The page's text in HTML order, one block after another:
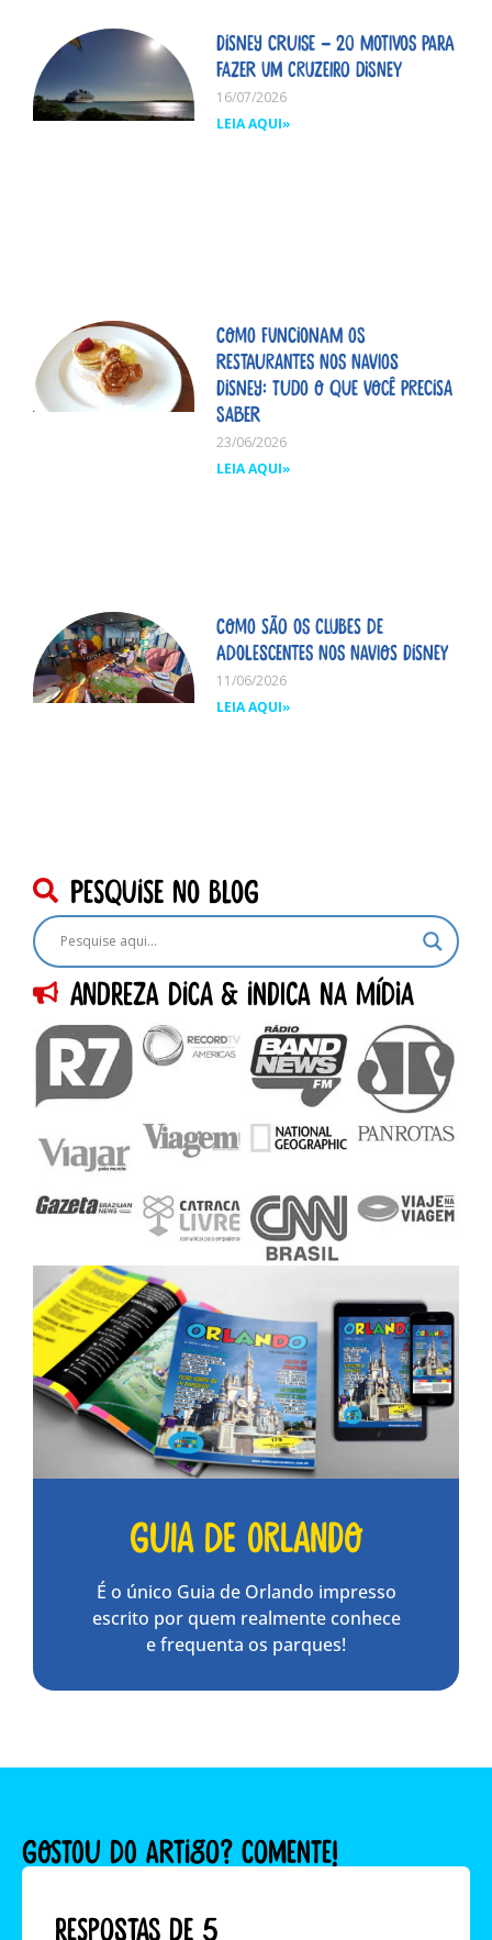
Disney Cruise – 20 motivos para
fazer um cruzeiro Disney
16/07/2026
LEIA AQUI»
Como funcionam os
restaurantes nos navios
Disney: tudo o que você precisa
saber
23/06/2026
LEIA AQUI»
Como são os clubes de
adolescentes nos navios Disney
11/06/2026
LEIA AQUI»
pesquise no blog
Andreza dica & indica na Mídia
Guia de Orlando
É o único Guia de Orlando impresso
escrito por quem realmente conhece
e frequenta os parques!
GOSTOU DO ARTIGO? COMENTE!
Respostas de 5